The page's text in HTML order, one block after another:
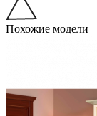
Похожие модели